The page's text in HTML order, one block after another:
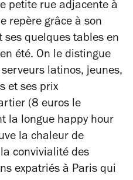
petite rue adjacente à
repère grâce à son
quelques tables en
été. On le distingue
latinos, jeunes,
et ses prix
(8 euros le
la longue happy hour
la chaleur de
convivialité des
expatriés à Paris qui